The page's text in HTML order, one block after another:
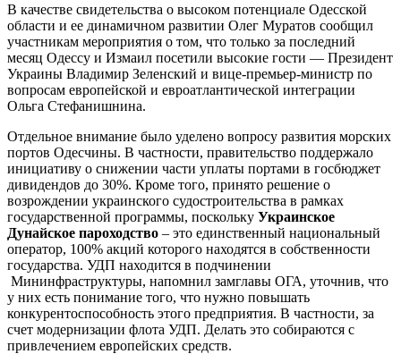
В качестве свидетельства о высоком потенциале Одесской
области и ее динамичном развитии Олег Муратов сообщил
участникам мероприятия о том, что только за последний
месяц Одессу и Измаил посетили высокие гости — Президент
Украины Владимир Зеленский и вице-премьер-министр по
вопросам европейской и евроатлантической интеграции
Ольга Стефанишнина.
Отдельное внимание было уделено вопросу развития морских
портов Одесчины. В частности, правительство поддержало
инициативу о снижении части уплаты портами в госбюджет
дивидендов до 30%. Кроме того, принято решение о
возрождении украинского судостроительства в рамках
государственной программы, поскольку Украинское
Дунайское пароходство – это единственный национальный
оператор, 100% акций которого находятся в собственности
государства. УДП находится в подчинении
Мининфраструктуры, напомнил замглавы ОГА, уточнив, что
у них есть понимание того, что нужно повышать
конкурентоспособность этого предприятия. В частности, за
счет модернизации флота УДП. Делать это собираются с
привлечением европейских средств.